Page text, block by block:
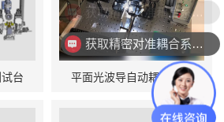
台 平面光波导自动耦合系统
获取精密对准耦合系统技术方案